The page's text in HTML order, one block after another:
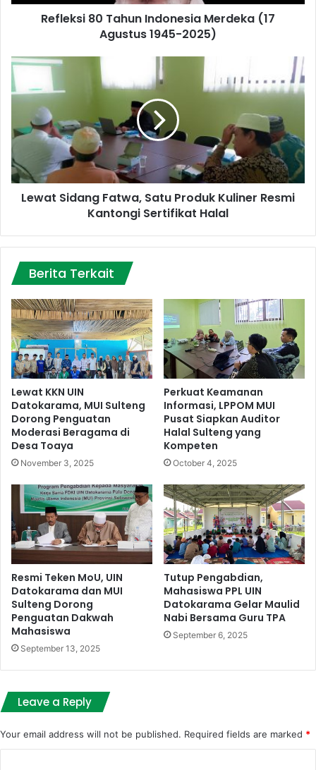
Refleksi 80 Tahun Indonesia Merdeka (17
Agustus 1945-2025)
Lewat
Sidang
Fatwa,
Produk
Kuliner
Kantongi
Sertifikat
Halal
Lewat Sidang Fatwa, Satu Produk Kuliner Resmi
Kantongi Sertifikat Halal
Berita Terkait
Lewat KKN UIN
Datokarama, MUI Sulteng
Dorong Penguatan
Moderasi Beragama di
Desa Toaya
November 3, 2025
Perkuat Keamanan
Informasi, LPPOM MUI
Pusat Siapkan Auditor
Halal Sulteng yang
Kompeten
October 4, 2025
Resmi Teken MoU, UIN
Datokarama dan MUI
Sulteng Dorong
Penguatan Dakwah
Mahasiswa
September 13, 2025
Tutup Pengabdian,
Mahasiswa PPL UIN
Datokarama Gelar Maulid
Nabi Bersama Guru TPA
September 6, 2025
Leave a Reply
Your email address will not be published. Required fields are marked *